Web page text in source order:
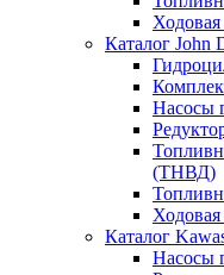
Ходовая
Каталог John
Насосы
(ТНВД)
Ходовая
Каталог
Насосы